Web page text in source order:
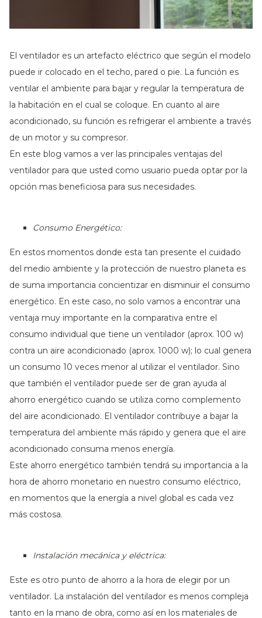
El ventilador es un artefacto eléctrico que según el modelo
puede ir colocado en el techo, pared o pie. La función es
ventilar el ambiente para bajar y regular la temperatura de
la habitación en el cual se coloque. En cuanto al aire
acondicionado, su función es refrigerar el ambiente a través
de un motor y su compresor.
En este blog vamos a ver las principales ventajas del
ventilador para que usted como usuario pueda optar por la
opción mas beneficiosa para sus necesidades.
Consumo Energético:
En estos momentos donde esta tan presente el cuidado
del medio ambiente y la protección de nuestro planeta es
de suma importancia concientizar en disminuir el consumo
energético. En este caso, no solo vamos a encontrar una
ventaja muy importante en la comparativa entre el
consumo individual que tiene un ventilador (aprox. 100 w)
contra un aire acondicionado (aprox. 1000 w); lo cual genera
un consumo 10 veces menor al utilizar el ventilador. Sino
que también el ventilador puede ser de gran ayuda al
ahorro energético cuando se utiliza como complemento
del aire acondicionado. El ventilador contribuye a bajar la
temperatura del ambiente más rápido y genera que el aire
acondicionado consuma menos energía.
Este ahorro energético también tendrá su importancia a la
hora de ahorro monetario en nuestro consumo eléctrico,
en momentos que la energía a nivel global es cada vez
más costosa.
Instalación mecánica y eléctrica:
Este es otro punto de ahorro a la hora de elegir por un
ventilador. La instalación del ventilador es menos compleja
tanto en la mano de obra, como así en los materiales de